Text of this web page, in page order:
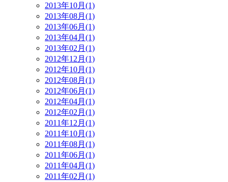
2013年10月(1)
2013年08月(1)
2013年06月(1)
2013年04月(1)
2013年02月(1)
2012年12月(1)
2012年10月(1)
2012年08月(1)
2012年06月(1)
2012年04月(1)
2012年02月(1)
2011年12月(1)
2011年10月(1)
2011年08月(1)
2011年06月(1)
2011年04月(1)
2011年02月(1)